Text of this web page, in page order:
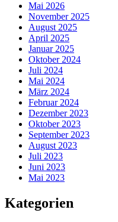
Mai 2026
November 2025
August 2025
April 2025
Januar 2025
Oktober 2024
Juli 2024
Mai 2024
März 2024
Februar 2024
Dezember 2023
Oktober 2023
September 2023
August 2023
Juli 2023
Juni 2023
Mai 2023
Kategorien